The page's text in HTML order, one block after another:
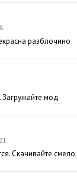
разблочино
мод
Скачивайте смело.